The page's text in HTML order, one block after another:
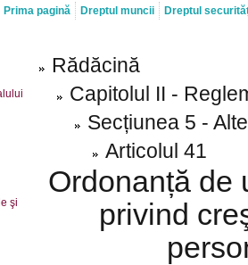
Prima pagină Dreptul muncii Dreptul
şi
Rădăcină
Capitolul II -
Secțiunea 5 -
Articolul 41
Ordonanță de
privind